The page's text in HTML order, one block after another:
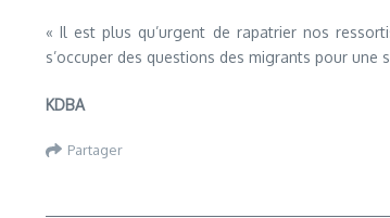
« Il est plus qu’urgent de rapatrier nos
s’occuper des questions des migrants pour
KDBA
Partager